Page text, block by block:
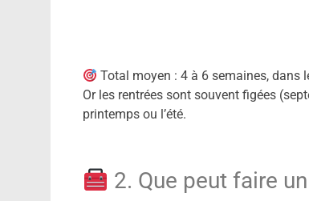
Total moyen : 4 à 6 semaines, dans
Or les rentrées sont souvent figées
printemps ou l’été.
2. Que peut faire